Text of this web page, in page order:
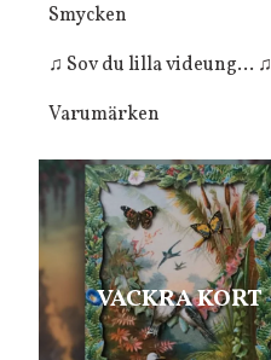
Smycken
♫ Sov du lilla videung... ♫
Varumärken
VACKRA KORT